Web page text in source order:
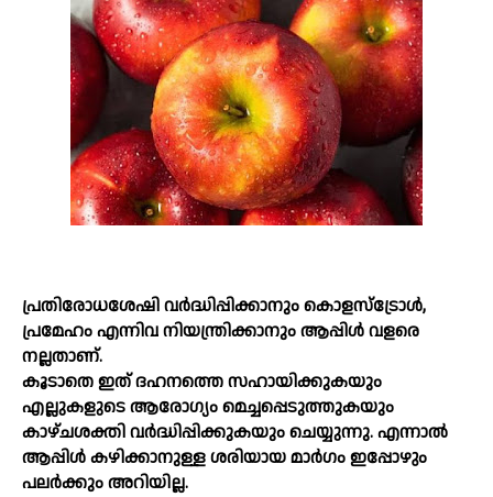
പ്രതിരോധശേഷി വർദ്ധിപ്പിക്കാനും കൊളസ്‌ട്രോള്‍,
പ്രമേഹം എന്നിവ നിയന്ത്രിക്കാനും ആപ്പിള്‍ വളരെ
നല്ലതാണ്.
കൂടാതെ ഇത് ദഹനത്തെ സഹായിക്കുകയും
എല്ലുകളുടെ ആരോഗ്യം മെച്ചപ്പെടുത്തുകയും
കാഴ്ചശക്തി വർദ്ധിപ്പിക്കുകയും ചെയ്യുന്നു. എന്നാല്‍
ആപ്പിള്‍ കഴിക്കാനുള്ള ശരിയായ മാർഗം ഇപ്പോഴും
പലർക്കും അറിയില്ല.